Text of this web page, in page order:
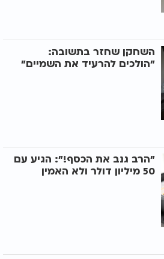
השחקן שחזר בתשובה:
"הולכים להרעיד את השמיים"
"הרב גנב את הכסף!": הגיע עם
50 מיליון דולר ולא האמין